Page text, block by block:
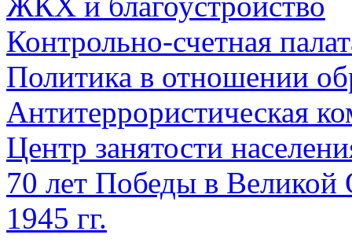
Контрольно-счетная
Политика в отношении
Антитеррористическая
Центр занятости
70 лет Победы в Великой
1945 гг.